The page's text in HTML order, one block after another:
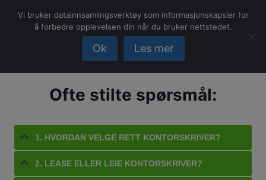
Ofte stilte spørsmål:
1. HVORDAN VELGE RETT KONTORSKRIVER?
2. LEASE ELLER LEIE KONTORSKRIVER?
Vi bruker datainnsamlingsverktøy som informasjonskapsler for
å forbedre opplevelsen din når du bruker nettstedet.
Ok Les mer